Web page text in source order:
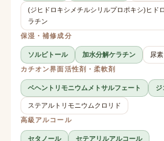
(ジヒドロキシメチルシリルプロポキシ)ヒド
ラチン
保湿・補修成分
ソルビトール 加水分解ケラチン 尿素
カチオン界面活性剤・柔軟剤
ベヘントリモニウムメトサルフェート ジ
ステアルトリモニウムクロリド
高級アルコール
セタノール
セテアリルアルコール